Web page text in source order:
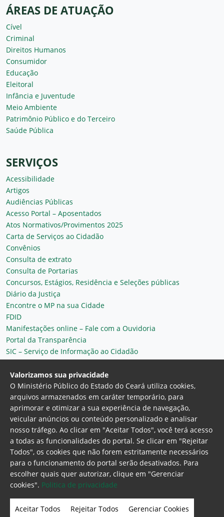
ÁREAS DE ATUAÇÃO
Cível
Criminal
Direitos Humanos
Consumidor
Educação
Eleitoral
Infância e Juventude
Meio Ambiente
Patrimônio Público e do Terceiro
Saúde Pública
SERVIÇOS
Acessibilidade
Artigos
Audiências Públicas
Acesso Portal – Aposentados
Atos Normativos/Provimentos 2025
Carta de Serviços ao Cidadão
Convênios
Consulta de extrato
Consulta de Portarias
Concursos, Estágios, Residência e Seleções públicas
Diário da Justiça
Encontre o MP na sua Cidade
FDID
Manifestações online – Fale com a Ouvidoria
Portal da Transparência
SIC – Serviço de Informação ao Cidadão
Plantão MP do Ceará
Secretaria Geral
Ministério Público do Estado do Ceará
Procuradoria Geral de Justiça Av. Gen. Afonso
Albuquerque Lima, 130 - Cambeba - CEP:
60.822-325 - Fortaleza, Ceará. Brasil
Home Page Intranet Webmail Office 365
Valorizamos sua privacidade
O Ministério Público do Estado do Ceará utiliza cookies,
arquivos armazenados em caráter temporário, para
aprimorar e otimizar a sua experiência de navegação,
veicular anúncios ou conteúdo personalizado e analisar
nosso tráfego. Ao clicar em "Aceitar Todos", você terá acesso
a todas as funcionalidades do portal. Se clicar em "Rejeitar
Todos", os cookies que não forem estritamente necessários
para o funcionamento do portal serão desativados. Para
escolher quais quer autorizar, clique em "Gerenciar
cookies". Politica de privacidade
Aceitar Todos Rejeitar Todos Gerenciar Cookies